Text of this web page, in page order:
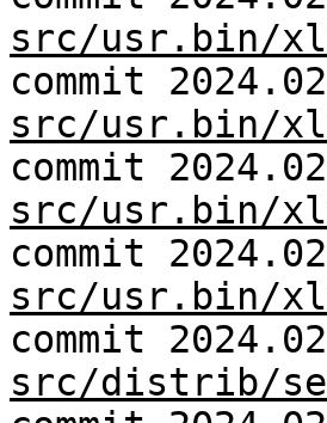
src/usr.bin/
commit
src/usr.bin/
commit
src/usr.bin/
commit
src/usr.bin/
commit
src/distrib/